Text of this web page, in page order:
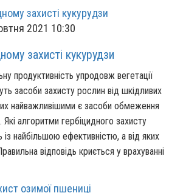
2021 10:30
захисті кукурудзи
продуктивність упродовж вегетації
засоби захисту рослин від шкідливих
найважливішими є засоби обмеження
Які алгоритми гербіцидного захисту
найбільшою ефективністю, а від яких
відповідь криється у врахуванні